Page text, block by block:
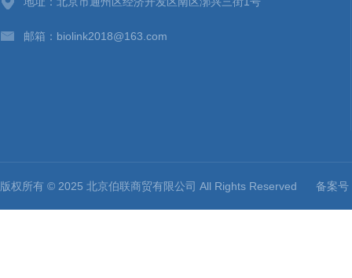
邮箱：biolink2018@163.com
版权所有 © 2025 北京伯联商贸有限公司 All Rights Reserved 备案号